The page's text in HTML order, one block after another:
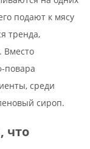
подают к мясу
тренда,
Вместо
повара
среди
сироп.
что